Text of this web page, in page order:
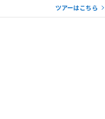
ツアーはこちら